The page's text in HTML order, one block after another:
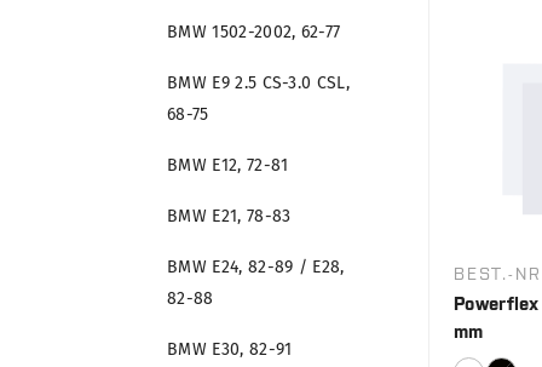
BMW 1502-2002, 62-77
BMW E9 2.5 CS-3.0 CSL,
68-75
BMW E12, 72-81
BMW E21, 78-83
BMW E24, 82-89 / E28,
82-88
BMW E30, 82-91
BEST.-
mm